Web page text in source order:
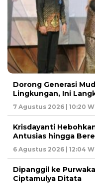
Dorong Generasi
Lingkungan, Ini
7 Agustus 2026 | 10:20
Krisdayanti
Antusias hingga
6 Agustus 2026 | 12:04
Dipanggil ke
Ciptamulya Ditata